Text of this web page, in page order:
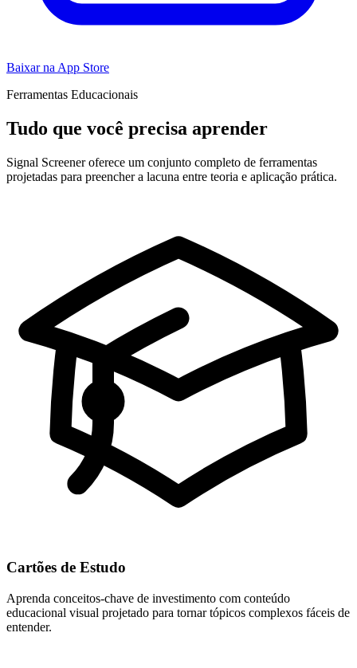
Baixar na App Store
Ferramentas Educacionais
Tudo que você precisa aprender
Signal Screener oferece um conjunto completo de ferramentas
projetadas para preencher a lacuna entre teoria e aplicação prática.
Cartões de Estudo
Aprenda conceitos-chave de investimento com conteúdo
educacional visual projetado para tornar tópicos complexos fáceis de
entender.